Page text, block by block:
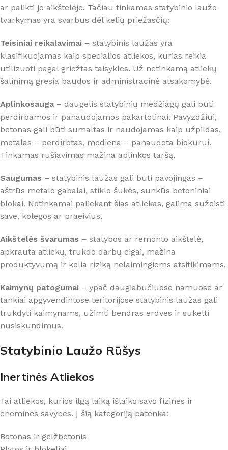
ar palikti jo aikštelėje. Tačiau tinkamas statybinio laužo
tvarkymas yra svarbus dėl kelių priežasčių:
Teisiniai reikalavimai – statybinis laužas yra
klasifikuojamas kaip specialios atliekos, kurias reikia
utilizuoti pagal griežtas taisykles. Už netinkamą atliekų
šalinimą gresia baudos ir administracinė atsakomybė.
Aplinkosauga – daugelis statybinių medžiagų gali būti
perdirbamos ir panaudojamos pakartotinai. Pavyzdžiui,
betonas gali būti sumaltas ir naudojamas kaip užpildas,
metalas – perdirbtas, mediena – panaudota biokurui.
Tinkamas rūšiavimas mažina aplinkos taršą.
Saugumas – statybinis laužas gali būti pavojingas –
aštrūs metalo gabalai, stiklo šukės, sunkūs betoniniai
blokai. Netinkamai paliekant šias atliekas, galima sužeisti
save, kolegos ar praeivius.
Aikštelės švarumas – statybos ar remonto aikštelė,
apkrauta atliekų, trukdo darbų eigai, mažina
produktyvumą ir kelia riziką nelaimingiems atsitikimams.
Kaimynų patogumai – ypač daugiabučiuose namuose ar
tankiai apgyvendintose teritorijose statybinis laužas gali
trukdyti kaimynams, užimti bendras erdves ir sukelti
nusiskundimus.
Statybinio Laužo Rūšys
Inertinės Atliekos
Tai atliekos, kurios ilgą laiką išlaiko savo fizines ir
chemines savybes. Į šią kategoriją patenka:
Betonas ir gelžbetonis